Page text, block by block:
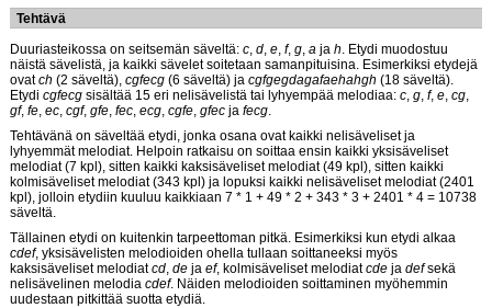
Tehtävä
Duuriasteikossa on seitsemän säveltä: c, d, e, f, g, a ja h. Etydi muodostuu
näistä sävelistä, ja kaikki sävelet soitetaan samanpituisina. Esimerkiksi etydejä
ovatch (2 säveltä), cgfecg (6 säveltä) ja cgfgegdagafaehahgh (18 säveltä).
Etydi cgfecg sisältää 15 eri nelisävelistä tai lyhyempää melodiaa: c, g, f, e, cg,
gf, fe, ec, cgf, gfe, fec, ecg, cgfe, gfec ja fecg.
Tehtävänä on säveltää etydi, jonka osana ovat kaikki nelisäveliset ja
lyhyemmät melodiat. Helpoin ratkaisu on soittaa ensin kaikki yksisäveliset
melodiat (7 kpl), sitten kaikki kaksisäveliset melodiat (49 kpl), sitten kaikki
kolmisäveliset melodiat (343 kpl) ja lopuksi kaikki nelisäveliset melodiat (2401
kpl), jolloin etydiin kuuluu kaikkiaan 7 * 1 + 49 * 2 + 343 * 3 + 2401 * 4 = 10738
säveltä.
Tällainen etydi on kuitenkin tarpeettoman pitkä. Esimerkiksi kun etydi alkaa
cdef, yksisävelisten melodioiden ohella tullaan soittaneeksi myös
kaksisäveliset melodiatcd, de ja ef, kolmisäveliset melodiatcde ja defsekä
nelisävelinen melodia cdef. Näiden melodioiden soittaminen myöhemmin
uudestaan pitkittää suotta etydiä.